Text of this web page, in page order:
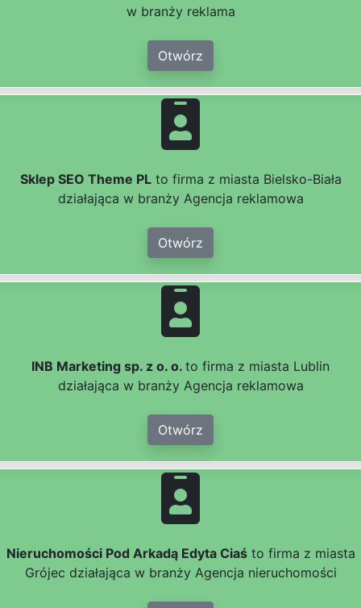
w branży reklama
Otwórz
Sklep SEO Theme PLto firma z miasta Bielsko-Biała
działająca w branży Agencja reklamowa
Otwórz
INB Marketing sp. z o. o. to firma z miasta Lublin
działająca w branży Agencja reklamowa
Otwórz
Nieruchomości Pod Arkadą Edyta Ciaśto firma z miasta
Grójec działająca w branży Agencja nieruchomości